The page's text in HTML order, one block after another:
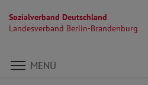
Sozialverband Deutschland
Landesverband Berlin-Brandenburg
Direkt zu den Inhalten springen
MENÜ